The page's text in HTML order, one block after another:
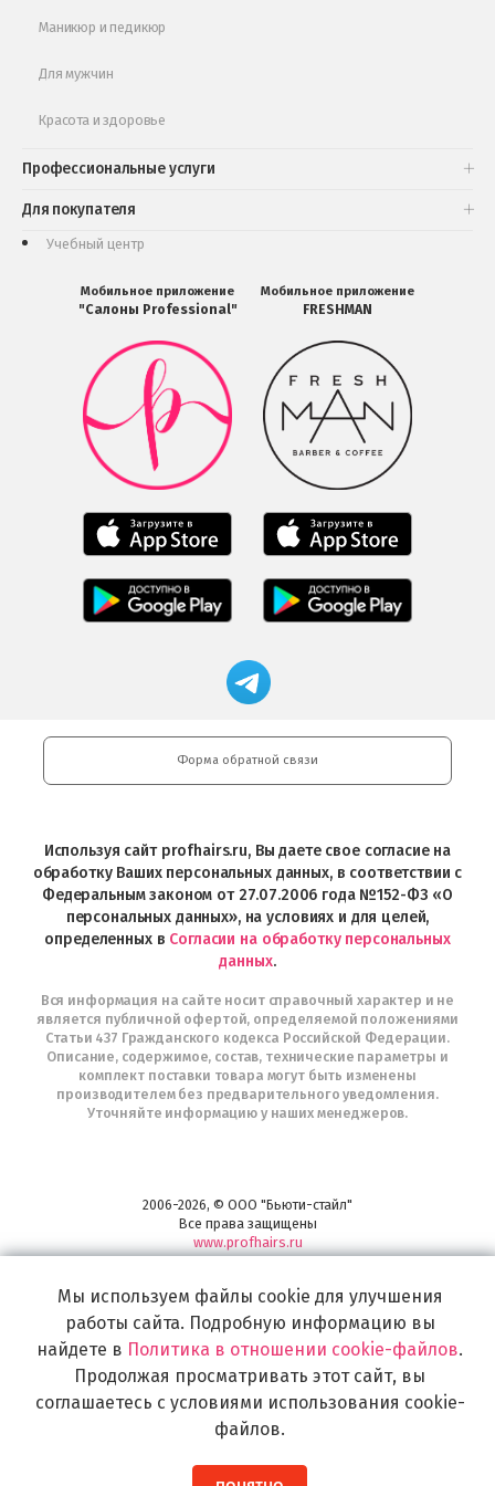
Маникюр и педикюр
Для мужчин
Красота и здоровье
Профессиональные услуги
Для покупателя
Учебный центр
Мобильное приложение
"Салоны Professional"
Мобильное
приложение
Салоны
Professional
загрузить
в
Google
Play
Мобильное
приложение
Professional
загрузить
Мобильное
приложение
загрузить
Play
Мобильное приложение
FRESHMAN
Мобильное
приложение
FRESHMAN
в
Google
Play
Мобильное
приложение
загрузить
в
Мобильное
приложение
Магазин
профессиональной
Professional
и
Интернет-
Telegram
Форма обратной связи
Используя сайт profhairs.ru, Вы даете свое согласие на
обработку Ваших персональных данных, в соответствии с
Федеральным законом от 27.07.2006 года №152-ФЗ «О
персональных данных», на условиях и для целей,
определенных в Согласии на обработку персональных
данных.
Вся информация на сайте носит справочный характер и не
является публичной офертой, определяемой положениями
Статьи 437 Гражданского кодекса Российской Федерации.
Описание, содержимое, состав, технические параметры и
комплект поставки товара могут быть изменены
производителем без предварительного уведомления.
Уточняйте информацию у наших менеджеров.
2006-2026, © ООО "Бьюти-стайл"
Все права защищены
www.profhairs.ru
воплощения
самых изысканных и необычных идей по созданию Вашего образа и стиля.
Мы используем файлы cookie для улучшения
работы сайта. Подробную информацию вы
найдете в Политика в отношении cookie-файлов.
Продолжая просматривать этот сайт, вы
соглашаетесь с условиями использования cookie-
файлов.